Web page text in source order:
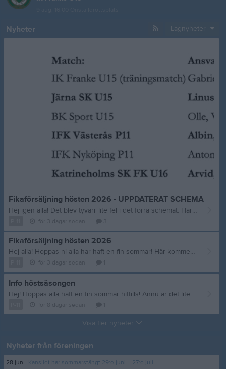
Nyheter Lagnyheter
Fikaförsäljning hösten 2026 - UPPDATERAT SCHEMA
Hej igen alla! Det blev tyvärr lite fel i det förra schemat. Här kommer ett nytt, uppdaterat schema. Det är alltså detta schema som gäller med start nu på söndag. Jag ber om ursäkt för krånglet! //Therese
Fikaförsäljning hösten 2026
Hej alla! Hoppas ni alla har haft en fin sommar! Här kommer schema för höstens fikaförsäljning. Jag tog även med träningsmatchen nu på söndag :) Det är fortfarande jag, Therese, (mamma till Kelwin) och Thomas, (pappa till Svante) som ansvarar för fikakorg samt inköp. Fikakorgen kommer, likt i våras, att förvaras och hämtas hos Thomas på Murgrönevägen 31. Ni når Thomas på 076-16 555 45 för att komma överens om tid för upphämtning. Var och en ansvarar för att byta med någon om man inte kan den tid man blir tilldelad. Vi bestämde på föräldramötet i våras att vi föräldrar sponsrar laget med kaffe till fikaförsäljningarna. Kaffe finns alltså inte i korgen. (Te finns). Hembakat är mycket uppskattat i kiosken så har man möjlighet att baka är det välkommet! Kom ihåg att prata ihop er med er fikakompis och hjälps åt (kontaktuppgifter finns under kontaktboken i laget.se). Tar något slut under ert fikapass, meddela Therese, 0763-96 76 78, så vi kan fylla på. Vi ses på fotbollsplanen! Heja GIF!! //Therese och Thomas
Info höstsäsongen
Hej! Hoppas alla haft en fin sommar hittills! Ännu är det lite kvar som vi ska njuta av. Fotbollen drar igång med ordinarie träningar från nästa vecka. Vi kommer ha samma tider som under vårsäsongen. När mörkret kommer så blir det justeringar. Vi får se vad det kan bli. Nytt för höstsäsongen: Vi har bara ett lag i serien under höstsäsongen. Som det var under vårsäsongen hade vi ofta problem att få ihop lag och fick t.o.m ställa in matcher eller låna “gamla” spelare. Detta innebär att träningsnärvaro kommer att vara viktigare under höstäsäsongen men det kan bli spelare med ok träning som får stå över ibland också. Så alla är med på det. Nu tar vi nya tag och hoppas vi ser många spelare på träningarna och matcherna! Mvh ledarna
Visa fler nyheter
Nyheter från föreningen
28 jun Kansliet har sommarstängt 29:e juni – 27:e juli